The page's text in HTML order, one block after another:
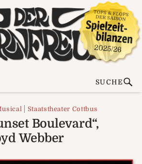
SUCHE
Staatstheater Cottbus
Boulevard“,
Webber